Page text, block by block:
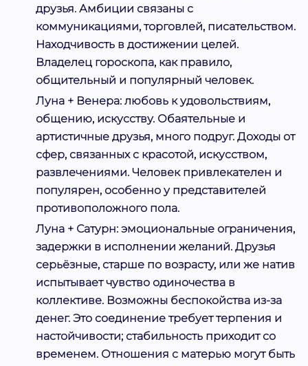
друзья. Амбиции связаны с
коммуникациями, торговлей, писательством.
Находчивость в достижении целей.
Владелец гороскопа, как правило,
общительный и популярный человек.
Луна + Венера: любовь к удовольствиям,
общению, искусству. Обаятельные и
артистичные друзья, много подруг. Доходы от
сфер, связанных с красотой, искусством,
развлечениями. Человек привлекателен и
популярен, особенно у представителей
противоположного пола.
Луна + Сатурн: эмоциональные ограничения,
задержки в исполнении желаний. Друзья
серьёзные, старше по возрасту, или же натив
испытывает чувство одиночества в
коллективе. Возможны беспокойства из-за
денег. Это соединение требует терпения и
настойчивости; стабильность приходит со
временем. Отношения с матерью могут быть